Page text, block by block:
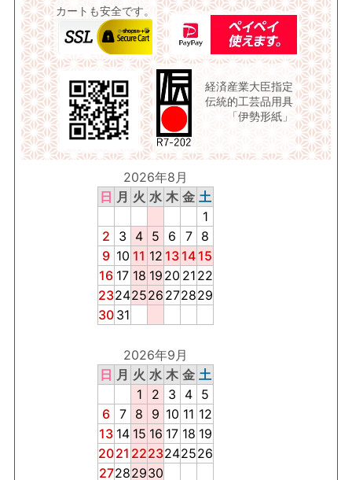
カートも安全です。
経済産業大臣指定
伝統的工芸品用具
「伊勢形紙」
2026年8月
日 月 火 水 木 金 土
1
2
3 4 5 6 7
8
9 10 11 12 13 14 15
16 17 18 19 20 21 22
23242526 272829
30 31
2026年9月
日 月 火 水 木 金 土
1
2 3 4 5
6 7 8 9 10 11 12
13 14 15 16 17 18 19
2021 2223242526
27282930